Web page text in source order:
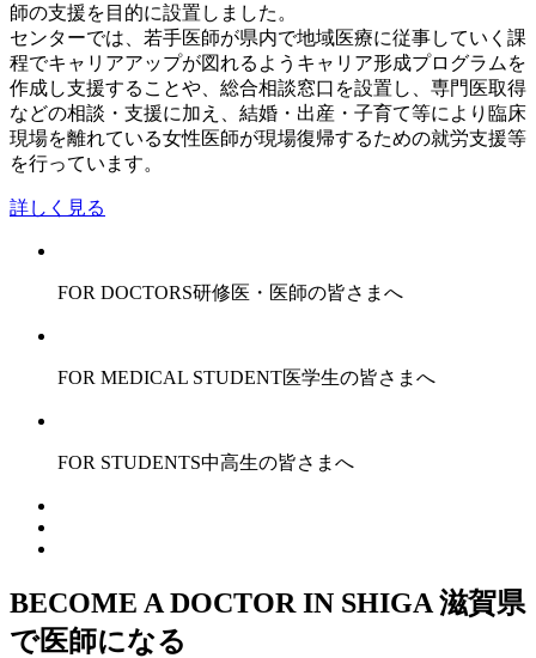
師の支援を目的に設置しました。
センターでは、若手医師が県内で地域医療に従事していく課
程でキャリアアップが図れるようキャリア形成プログラムを
作成し支援することや、総合相談窓口を設置し、専門医取得
などの相談・支援に加え、結婚・出産・子育て等により臨床
現場を離れている女性医師が現場復帰するための就労支援等
を行っています。
詳しく見る
FOR DOCTORS研修医・医師の皆さまへ
FOR MEDICAL STUDENT医学生の皆さまへ
FOR STUDENTS中高生の皆さまへ
BECOME A DOCTOR IN SHIGA 滋賀県
で医師になる